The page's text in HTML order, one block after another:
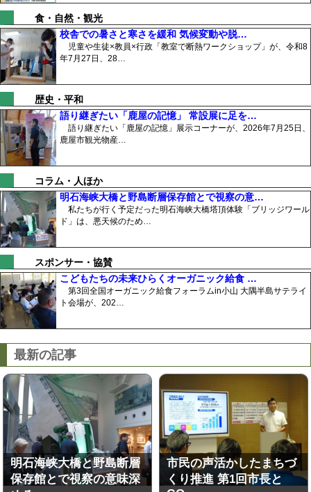
食・自然・観光
校舎での暑さと寒さを緩和 気候変動や脱…
児童や生徒×教員×行政「教室で断熱ワークショップ」が、令和8
年7月27日、28…
歴史・平和
語り継ぎたい「鹿屋の記憶」 常設展に足を…
語り継ぎたい「鹿屋の記憶」展示コーナーが、2026年7月25日、
鹿屋市観光物産…
コラム・人ほか
明石海峡大橋と野島断層保存館とで視察の意…
私たちが行く予定だった明石海峡大橋塔頂体験「ブリッジワール
ド」は、悪天候のため…
スポンサー・協賛
こどもたちの未来ひらくオーガニック給食 …
第3回全国オーガニック給食フォーラムin小山 大隅半島サテライ
ト会場が、202…
最新の記事
明石海峡大橋と野島断層
保存館とで視察の意味深
市民の声活かしたまちづ
くり推進 第1回市長と